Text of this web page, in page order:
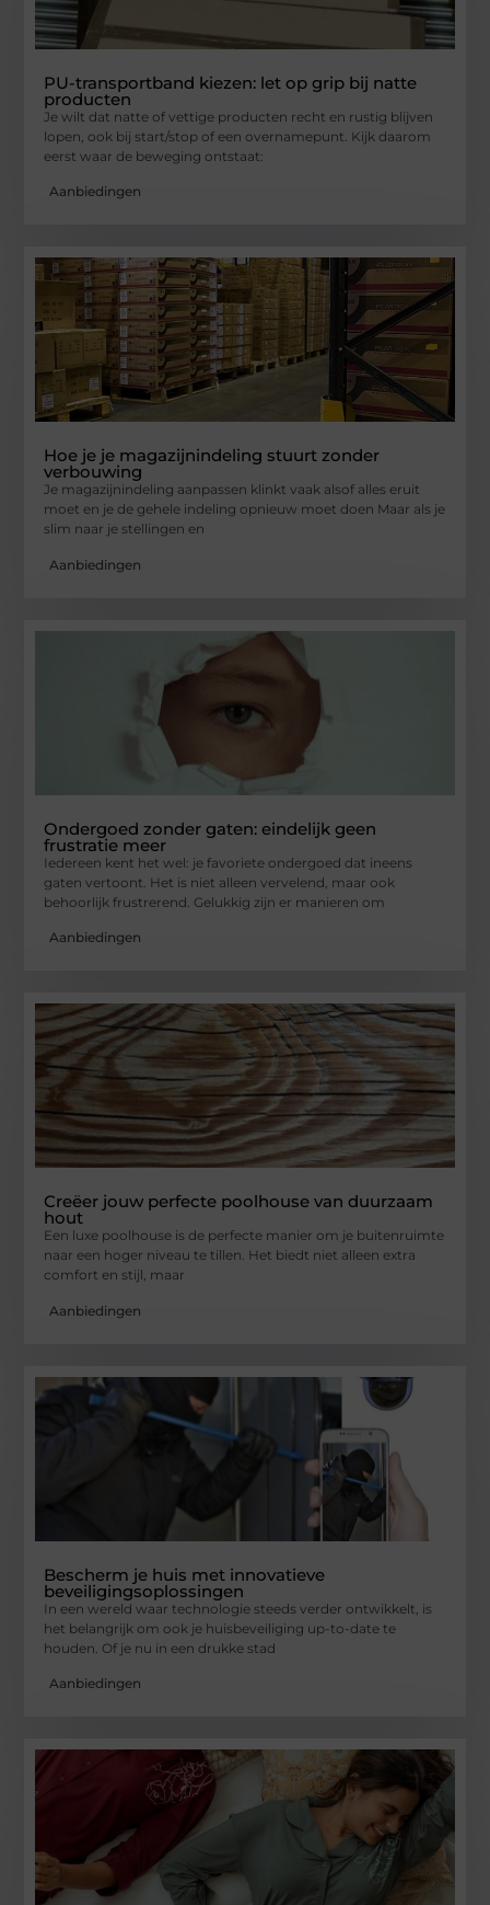
PU-transportband kiezen: let op grip bij natte
producten
Je wilt dat natte of vettige producten recht en rustig blijven
lopen, ook bij start/stop of een overnamepunt. Kijk daarom
eerst waar de beweging ontstaat:
Aanbiedingen
Hoe je je magazijnindeling stuurt zonder
verbouwing
Je magazijnindeling aanpassen klinkt vaak alsof alles eruit
moet en je de gehele indeling opnieuw moet doen Maar als je
slim naar je stellingen en
Aanbiedingen
Ondergoed zonder gaten: eindelijk geen
frustratie meer
Iedereen kent het wel: je favoriete ondergoed dat ineens
gaten vertoont. Het is niet alleen vervelend, maar ook
behoorlijk frustrerend. Gelukkig zijn er manieren om
Aanbiedingen
Creëer jouw perfecte poolhouse van duurzaam
hout
Een luxe poolhouse is de perfecte manier om je buitenruimte
naar een hoger niveau te tillen. Het biedt niet alleen extra
comfort en stijl, maar
Aanbiedingen
Bescherm je huis met innovatieve
beveiligingsoplossingen
In een wereld waar technologie steeds verder ontwikkelt, is
het belangrijk om ook je huisbeveiliging up-to-date te
houden. Of je nu in een drukke stad
Aanbiedingen